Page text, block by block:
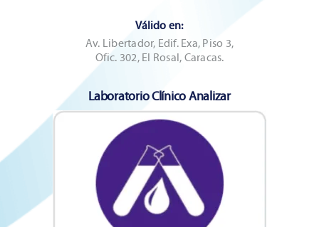
Válido en:
Av. Libertador, Edif. Exa, Piso 3,
Ofic. 302, El Rosal, Caracas.
Laboratorio Clínico Analizar